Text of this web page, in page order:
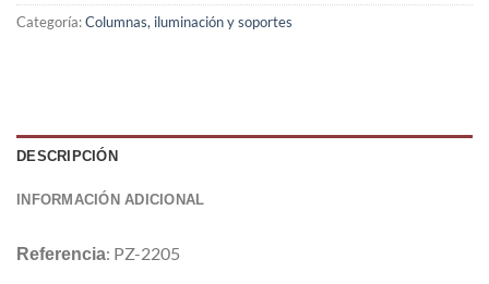
Categoría:Columnas, iluminación y soportes
DESCRIPCIÓN
INFORMACIÓN ADICIONAL
Referencia: PZ-2205